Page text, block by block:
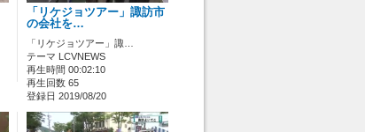
「リケジョツアー」諏訪市
の会社を…
「リケジョツアー」諏…
テーマ LCVNEWS
再生時間 00:02:10
再生回数 65
登録日 2019/08/20